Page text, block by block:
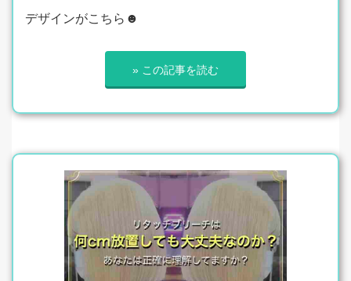
デザインがこちら☻
» この記事を読む